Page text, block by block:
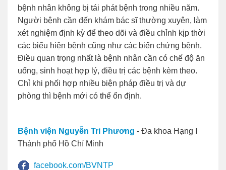
bệnh nhân không bị tái phát bệnh trong nhiều năm.
Người bệnh cần đến khám bác sĩ thường xuyên, làm
xét nghiệm định kỳ để theo dõi và điều chỉnh kịp thời
các biểu hiện bệnh cũng như các biến chứng bệnh.
Điều quan trọng nhất là bệnh nhân cần có chế độ ăn
uống, sinh hoạt hợp lý, điều trị các bệnh kèm theo.
Chỉ khi phối hợp nhiều biện pháp điều trị và dự
phòng thì bệnh mới có thể ổn định.
Bệnh viện Nguyễn Tri Phương - Đa khoa Hạng I
Thành phố Hồ Chí Minh
facebook.com/BVNTP